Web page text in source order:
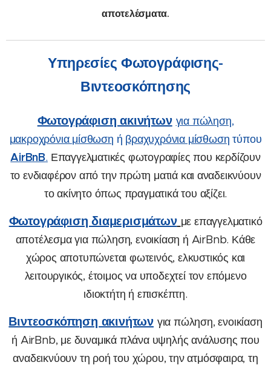
αποτελέσματα.
Υπηρεσίες Φωτογράφισης-
Βιντεοσκόπησης
Φωτογράφιση ακινήτων για πώληση,
μακροχρόνια μίσθωση ή βραχυχρόνια μίσθωση τύπου
AirBnB. Επαγγελματικές φωτογραφίες που κερδίζουν
το ενδιαφέρον από την πρώτη ματιά και αναδεικνύουν
το ακίνητο όπως πραγματικά του αξίζει.
Φωτογράφιση διαμερισμάτων με επαγγελματικό
αποτέλεσμα για πώληση, ενοικίαση ή AirBnb. Κάθε
χώρος αποτυπώνεται φωτεινός, ελκυστικός και
λειτουργικός, έτοιμος να υποδεχτεί τον επόμενο
ιδιοκτήτη ή επισκέπτη.
Βιντεοσκόπηση ακινήτων για πώληση, ενοικίαση
ή AirBnb, με δυναμικά πλάνα υψηλής ανάλυσης που
αναδεικνύουν τη ροή του χώρου, την ατμόσφαιρα, τη